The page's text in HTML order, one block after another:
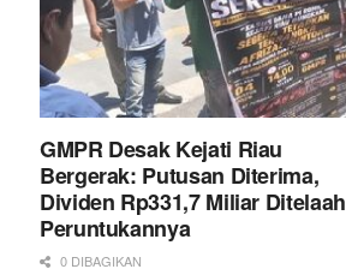
GMPR Desak Kejati Riau
Bergerak: Putusan Diterima,
Dividen Rp331,7 Miliar Ditelaah
Peruntukannya
0 DIBAGIKAN